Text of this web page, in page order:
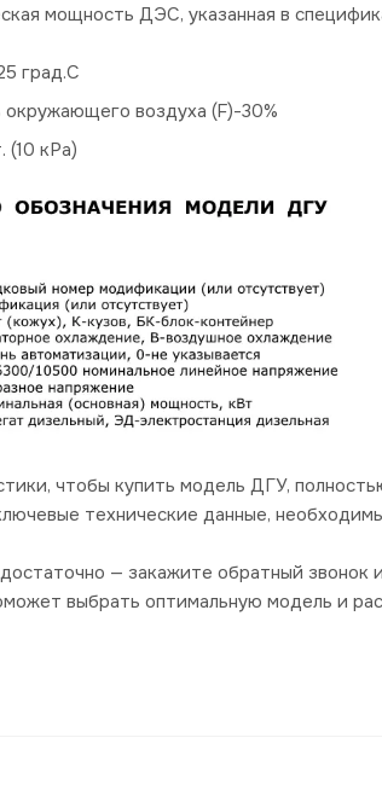
мощность ДЭС, указанная в
град.С
воздуха (F)-30%
(10 кРа)
чтобы купить модель ДГУ,
технические данные,
— закажите обратный звонок
выбрать оптимальную модель и